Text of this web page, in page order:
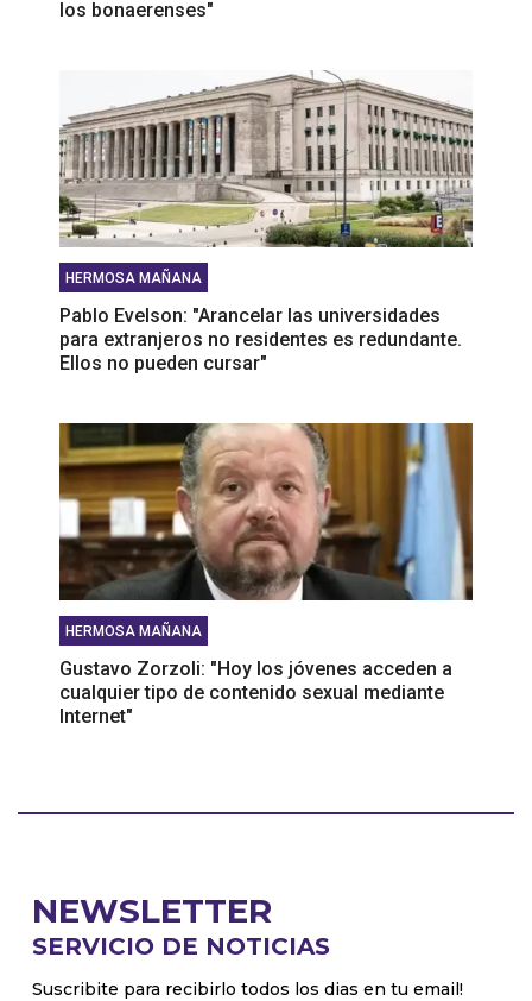
los bonaerenses"
HERMOSA MAÑANA
Pablo Evelson: "Arancelar las universidades
para extranjeros no residentes es redundante.
Ellos no pueden cursar"
HERMOSA MAÑANA
Gustavo Zorzoli: "Hoy los jóvenes acceden a
cualquier tipo de contenido sexual mediante
Internet"
NEWSLETTER
SERVICIO DE NOTICIAS
Suscribite para recibirlo todos los dias en tu email!